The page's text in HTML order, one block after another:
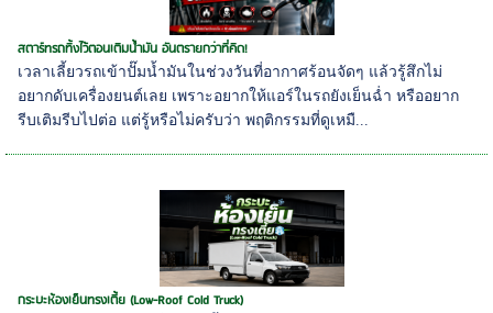
สตาร์ทรถทิ้งไว้ตอนเติมน้ำมัน อันตรายกว่าที่คิด!
เวลาเลี้ยวรถเข้าปั๊มน้ำมันในช่วงวันที่อากาศร้อนจัดๆ แล้วรู้สึกไม่
อยากดับเครื่องยนต์เลย เพราะอยากให้แอร์ในรถยังเย็นฉ่ำ หรืออยาก
รีบเติมรีบไปต่อ แต่รู้หรือไม่ครับว่า พฤติกรรมที่ดูเหมื...
กระบะห้องเย็นทรงเตี้ย (Low-Roof Cold Truck)